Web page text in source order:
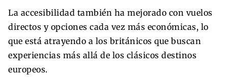
La accesibilidad también ha mejorado con vuelos
directos y opciones cada vez más económicas, lo
que está atrayendo a los británicos que buscan
experiencias más allá de los clásicos destinos
europeos.